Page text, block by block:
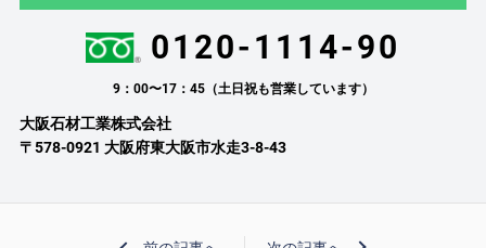
0120-1114-90
9：00〜17：45（土日祝も営業しています）
大阪石材工業株式会社
〒578-0921 大阪府東大阪市水走3-8-43